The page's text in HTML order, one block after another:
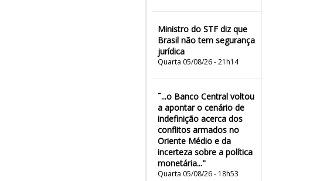
Ministro do STF diz que
Brasil não tem segurança
jurídica
Quarta 05/08/26 - 21h14
˜...o Banco Central voltou
a apontar o cenário de
indefinição acerca dos
conflitos armados no
Oriente Médio e da
incerteza sobre a política
monetária..."
Quarta 05/08/26 - 18h53